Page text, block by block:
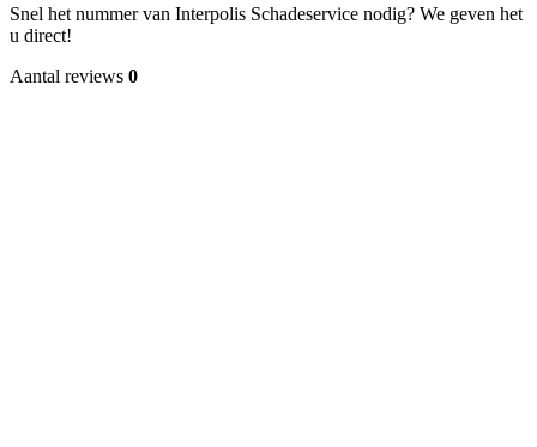
Snel het nummer van Interpolis Schadeservice nodig? We geven het
u direct!
Aantal reviews 0